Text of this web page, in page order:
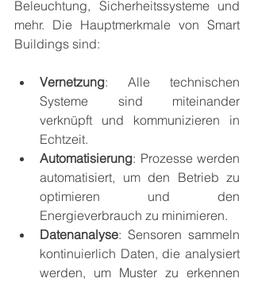
Beleuchtung, Sicherheitssysteme und
mehr. Die Hauptmerkmale von Smart
Buildings sind:
Vernetzung: Alle technischen
Systeme sind miteinander
verknüpft und kommunizieren in
Echtzeit.
Automatisierung: Prozesse werden
automatisiert, um den Betrieb zu
optimieren und den
Energieverbrauch zu minimieren.
Datenanalyse: Sensoren sammeln
kontinuierlich Daten, die analysiert
werden, um Muster zu erkennen